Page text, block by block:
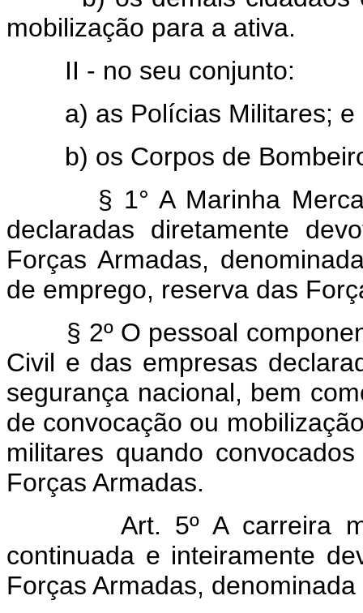
mobilização para a ativa.
II - no seu conjunto:
a) as Polícias Militares; e
b) os Corpos de
§ 1° A Marinha
declaradas diretamente
Forças Armadas,
de emprego, reserva das
§ 2º O pessoal
Civil e das empresas
segurança nacional, bem
de convocação ou
militares quando
Forças Armadas.
Art. 5º A carreira
continuada e inteiramente
Forças Armadas,